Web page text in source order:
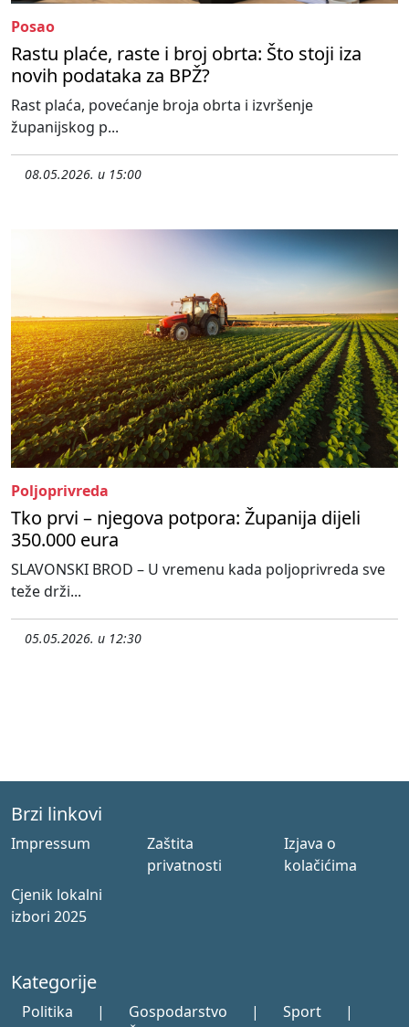
Posao
Rastu plaće, raste i broj obrta: Što stoji iza
novih podataka za BPŽ?
Rast plaća, povećanje broja obrta i izvršenje
županijskog p...
08.05.2026. u 15:00
Poljoprivreda
Tko prvi – njegova potpora: Županija dijeli
350.000 eura
SLAVONSKI BROD – U vremenu kada poljoprivreda sve
teže drži...
05.05.2026. u 12:30
Brzi linkovi
Impressum
Zaštita
privatnosti
Izjava o
kolačićima
Cjenik lokalni
izbori 2025
Kategorije
Politika | Gospodarstvo | Sport
|